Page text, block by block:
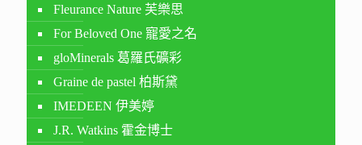
Fleurance Nature 芙樂思
For Beloved One 寵愛之名
gloMinerals 葛羅氏礦彩
Graine de pastel 柏斯黛
IMEDEEN 伊美婷
J.R. Watkins 霍金博士